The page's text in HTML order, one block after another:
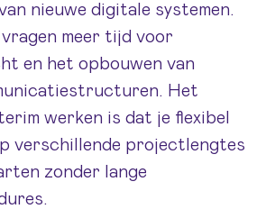
nieuwe digitale systemen.
meer tijd voor
en het opbouwen van
Het
werken is dat je flexibel
verschillende projectlengtes
zonder lange